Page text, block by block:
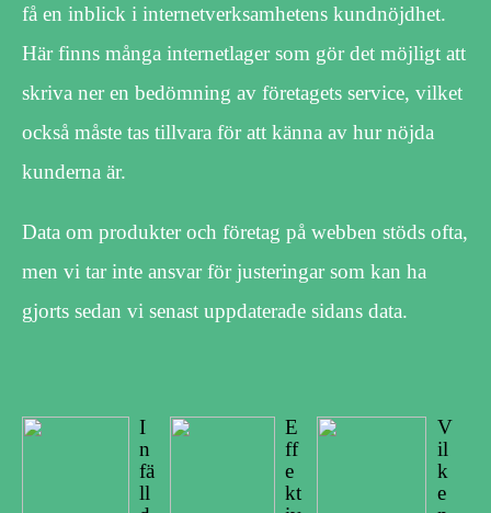
få en inblick i internetverksamhetens kundnöjdhet.
Här finns många internetlager som gör det möjligt att
skriva ner en bedömning av företagets service, vilket
också måste tas tillvara för att känna av hur nöjda
kunderna är.
Data om produkter och företag på webben stöds ofta,
men vi tar inte ansvar för justeringar som kan ha
gjorts sedan vi senast uppdaterade sidans data.
I
n
fä
ll
E
ff
e
kt
V
il
k
e